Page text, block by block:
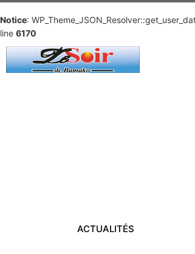
Notice:
line 6170
ACTUALITÉS